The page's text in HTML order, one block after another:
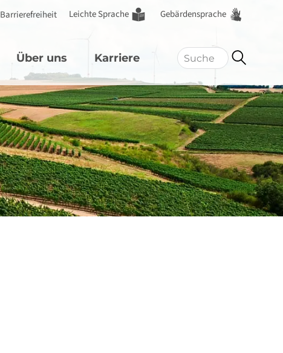
Barrierefreiheit Leichte Sprache Gebärdensprache
Über uns Karriere